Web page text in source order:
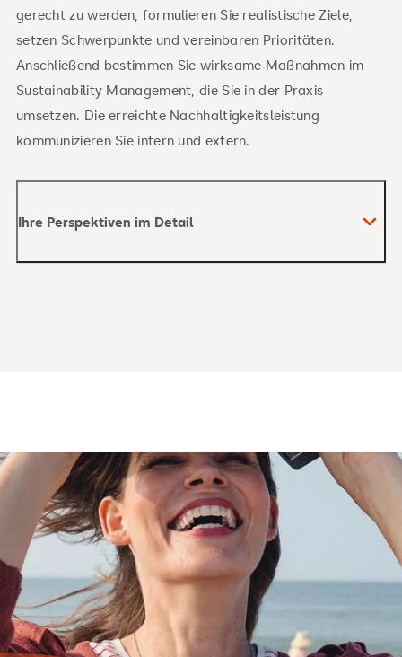
gerecht zu werden, formulieren Sie realistische Ziele,
setzen Schwerpunkte und vereinbaren Prioritäten.
Anschließend bestimmen Sie wirksame Maßnahmen im
Sustainability Management, die Sie in der Praxis
umsetzen. Die erreichte Nachhaltigkeitsleistung
kommunizieren Sie intern und extern.
Ihre Perspektiven im Detail